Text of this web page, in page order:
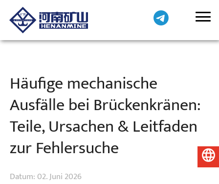
Häufige mechanische
Ausfälle bei Brückenkränen:
Teile, Ursachen & Leitfaden
zur Fehlersuche
Datum: 02. Juni 2026
Deutsch